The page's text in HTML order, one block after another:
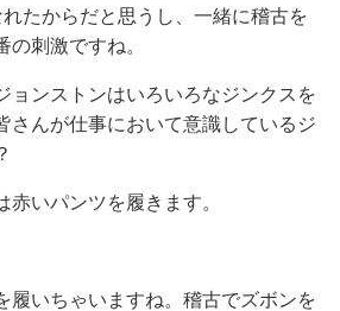
たからだと思うし、一緒に稽古を
刺激ですね。
ョンストンはいろいろなジンクスを
さんが仕事において意識しているジ
赤いパンツを履きます。
履いちゃいますね。稽古でズボンを